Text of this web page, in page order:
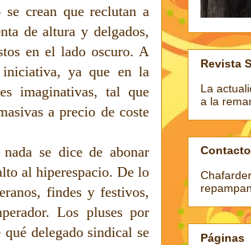
se crean que reclutan a
de altura y delgados,
en el lado oscuro. A
iniciativa, ya que en la
imaginativas, tal que
a precio de coste
se dice de abonar
al hiperespacio. De lo
findes y festivos,
Los pluses por
delegado sindical se
Revista
La
a la
Contacto
Páginas